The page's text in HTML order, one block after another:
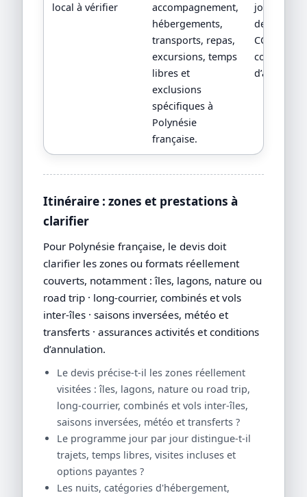
local à vérifier
accompagnement,
hébergements,
transports, repas,
excursions, temps
libres et
exclusions
spécifiques à
Polynésie
française.
jour par
devis
CGV/CPV et
conditions
Itinéraire : zones et prestations à
clarifier
Pour Polynésie française, le devis doit
clarifier les zones ou formats réellement
couverts, notamment : îles, lagons, nature ou
road trip · long-courrier, combinés et vols
inter-îles · saisons inversées, météo et
transferts · assurances activités et conditions
d’annulation.
Le devis précise-t-il les zones réellement
visitées : îles, lagons, nature ou road trip,
long-courrier, combinés et vols inter-îles,
saisons inversées, météo et transferts ?
Le programme jour par jour distingue-t-il
trajets, temps libres, visites incluses et
options payantes ?
Les nuits, catégories d'hébergement,